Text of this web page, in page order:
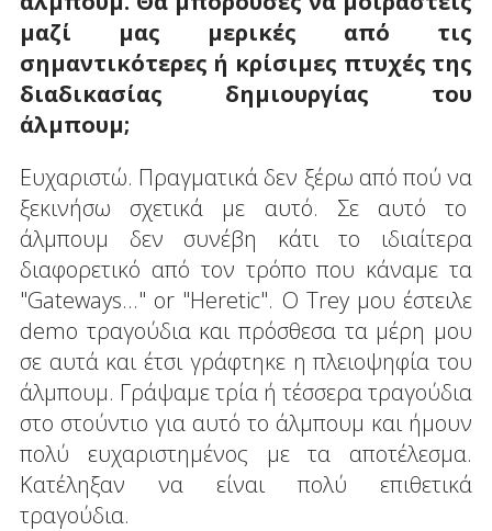
μαζί μας μερικές από τις
σημαντικότερες ή κρίσιμες πτυχές της
διαδικασίας δημιουργίας του
άλμπουμ;
Ευχαριστώ. Πραγματικά δεν ξέρω από πού να
ξεκινήσω σχετικά με αυτό. Σε αυτό το
άλμπουμ δεν συνέβη κάτι το ιδιαίτερα
διαφορετικό από τον τρόπο που κάναμε τα
"Gateways..." or "Heretic". Ο Trey μου έστειλε
demo τραγούδια και πρόσθεσα τα μέρη μου
σε αυτά και έτσι γράφτηκε η πλειοψηφία του
άλμπουμ. Γράψαμε τρία ή τέσσερα τραγούδια
στο στούντιο για αυτό το άλμπουμ και ήμουν
πολύ ευχαριστημένος με τα αποτέλεσμα.
Κατέληξαν να είναι πολύ επιθετικά
τραγούδια.